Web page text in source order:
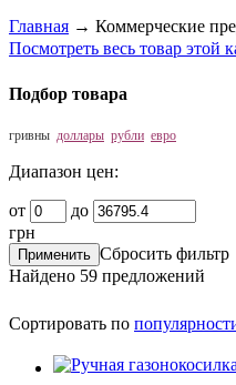
Главная → Коммерческие
Посмотреть весь товар этой
Подбор товара
гривны доллары рубли евро
Диапазон цен:
от
до
грн
Сбросить фильтр
Найдено 59 предложений
Сортировать по